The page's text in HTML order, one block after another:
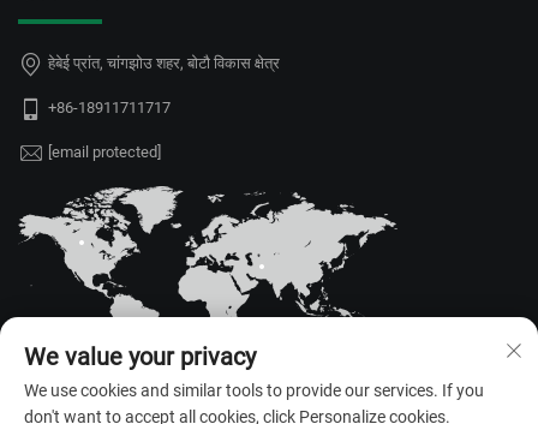
हेबेई प्रांत, चांगझोउ शहर, बोटौ विकास क्षेत्र
+86-18911711717
[email protected]
We value your privacy
We use cookies and similar tools to provide our services. If you
don't want to accept all cookies, click Personalize cookies.